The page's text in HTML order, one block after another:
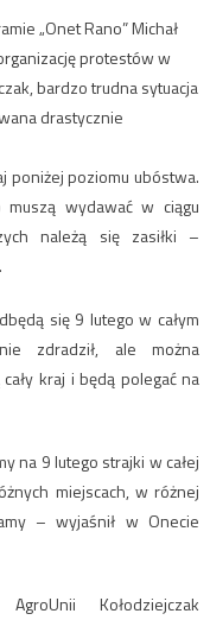
„Onet Rano” Michał
protestów w
bardzo trudna sytuacja
drastycznie
poniżej poziomu ubóstwa.
wydawać w ciągu
należą się zasiłki –
się 9 lutego w całym
zdradził, ale można
kraj i będą polegać na
na 9 lutego strajki w całej
miejscach, w różnej
– wyjaśnił w Onecie
Kołodziejczak